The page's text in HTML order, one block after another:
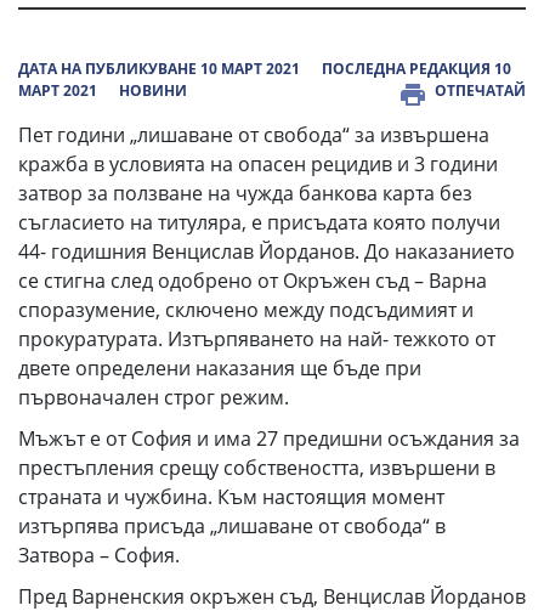
ДАТА НА ПУБЛИКУВАНЕ 10 МАРТ 2021
ПОСЛЕДНА РЕДАКЦИЯ 10
МАРТ 2021
НОВИНИ ОТПЕЧАТАЙ
Пет години „лишаване от свобода“ за извършена
кражба в условията на опасен рецидив и 3 години
затвор за ползване на чужда банкова карта без
съгласието на титуляра, е присъдата която получи
44- годишния Венцислав Йорданов. До наказанието
се стигна след одобрено от Окръжен съд – Варна
споразумение, сключено между подсъдимият и
прокуратурата. Изтърпяването на най- тежкото от
двете определени наказания ще бъде при
първоначален строг режим.
Мъжът е от София и има 27 предишни осъждания за
престъпления срещу собствеността, извършени в
страната и чужбина. Към настоящия момент
изтърпява присъда „лишаване от свобода“ в
Затвора – София.
Пред Варненския окръжен съд, Венцислав Йорданов